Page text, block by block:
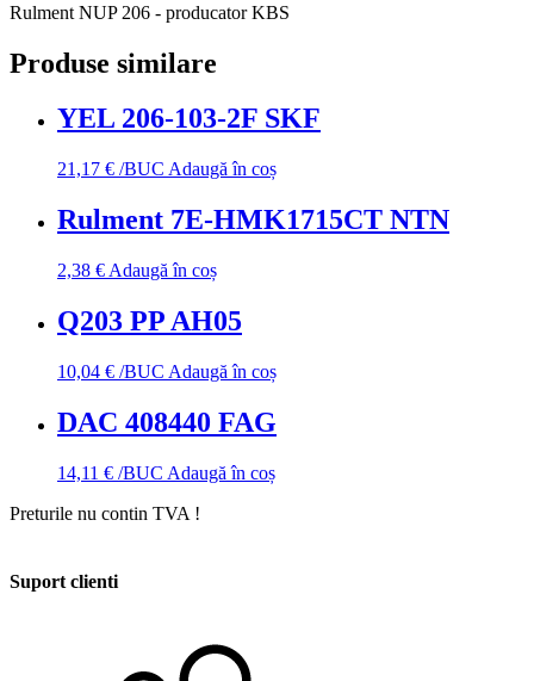
Rulment NUP 206 - producator KBS
Produse similare
YEL 206-103-2F SKF
21,17 € /BUC Adaugă în coș
Rulment 7E-HMK1715CT NTN
2,38 € Adaugă în coș
Q203 PP AH05
10,04 € /BUC Adaugă în coș
DAC 408440 FAG
14,11 € /BUC Adaugă în coș
Preturile nu contin TVA !
Suport clienti